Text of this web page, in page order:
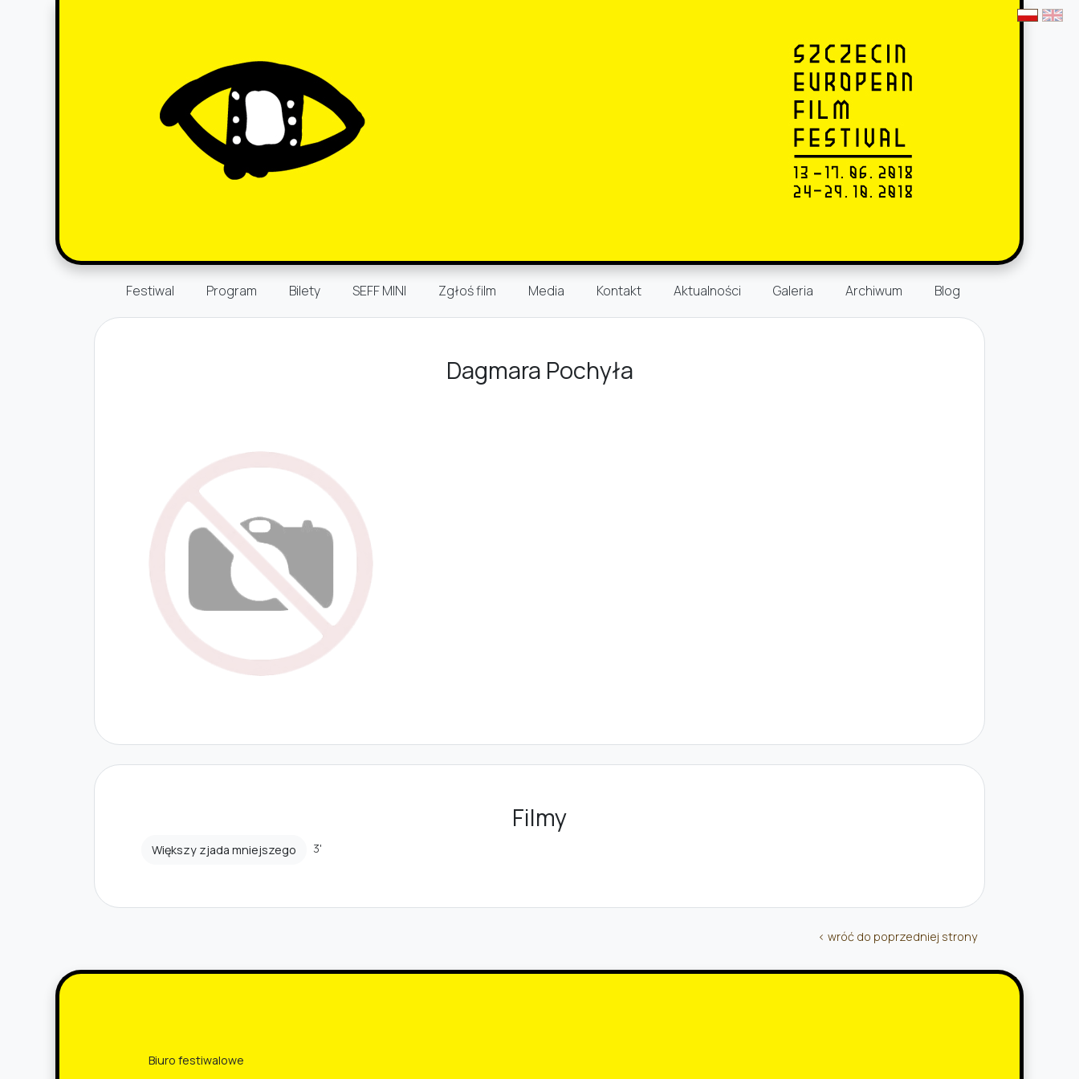
Festiwal Program Bilety SEFF MINI Zgłoś film Media Kontakt Aktualności Galeria Archiwum Blog
Dagmara Pochyła
Filmy
Większy zjada mniejszego 3'
‹ wróć do poprzedniej strony
Biuro festiwalowe